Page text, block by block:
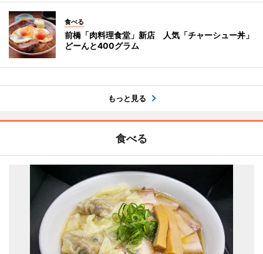
食べる
前橋「肉料理食堂」新店 人気「チャーシュー丼」
どーんと400グラム
もっと見る
食べる